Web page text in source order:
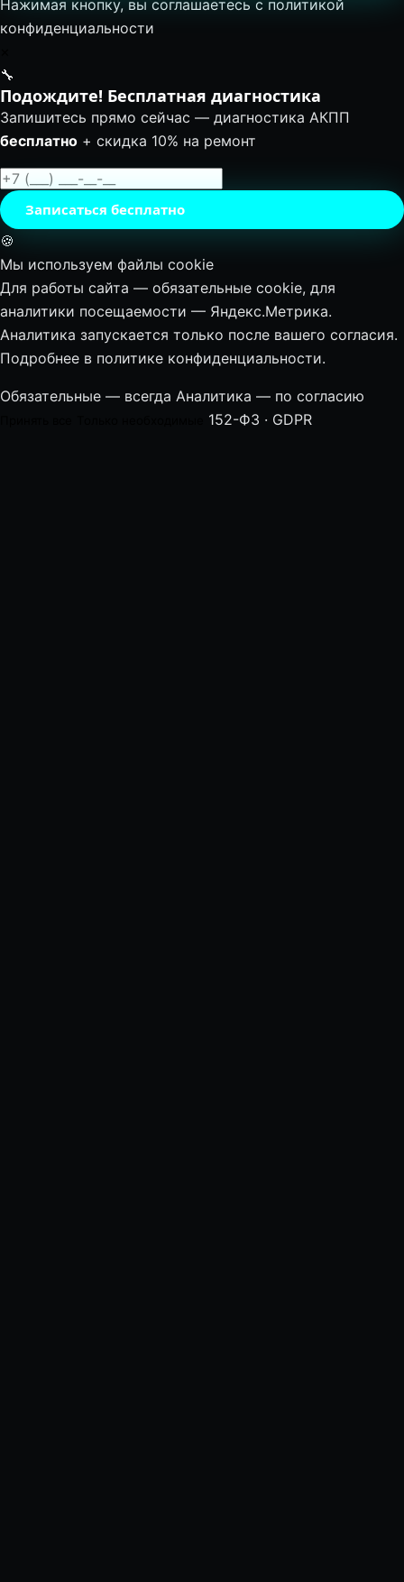
Нажимая кнопку, вы соглашаетесь с политикой
конфиденциальности
🔧
Подождите! Бесплатная диагностика
Запишитесь прямо сейчас — диагностика АКПП
бесплатно + скидка 10% на ремонт
Записаться бесплатно
🍪
Мы используем файлы cookie
Для работы сайта — обязательные cookie, для
аналитики посещаемости — Яндекс.Метрика.
Аналитика запускается только после вашего согласия.
Подробнее в политике конфиденциальности.
Обязательные — всегда Аналитика — по согласию
152-ФЗ · GDPR